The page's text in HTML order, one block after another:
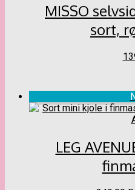
MISSO
sort,
LEG